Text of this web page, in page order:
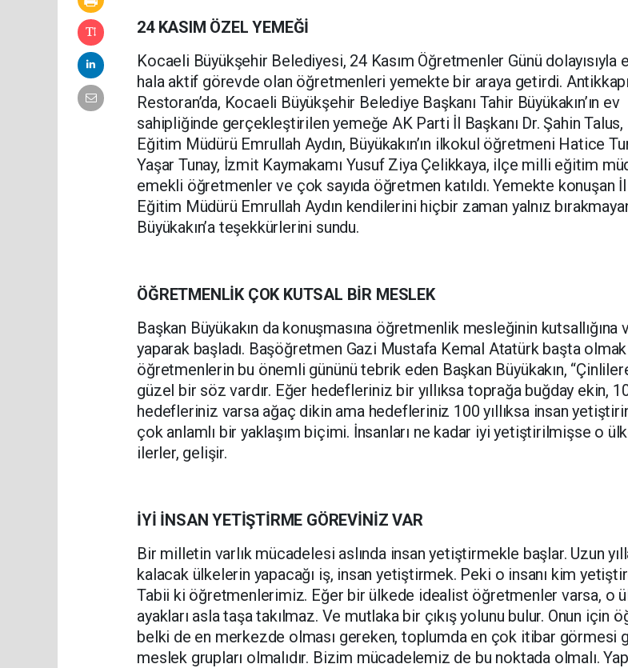
24 KASIM ÖZEL YEMEĞİ
Kocaeli Büyükşehir Belediyesi, 24 Kasım Öğretmenler Günü dolayısıyla
hala aktif görevde olan öğretmenleri yemekte bir araya getirdi. Antikkapı
Restoran’da, Kocaeli Büyükşehir Belediye Başkanı Tahir Büyükakın’ın ev
sahipliğinde gerçekleştirilen yemeğe AK Parti İl Başkanı Dr. Şahin
Eğitim Müdürü Emrullah Aydın, Büyükakın’ın ilkokul öğretmeni Hatice
Yaşar Tunay, İzmit Kaymakamı Yusuf Ziya Çelikkaya, ilçe milli eğitim
emekli öğretmenler ve çok sayıda öğretmen katıldı. Yemekte konuşan
Eğitim Müdürü Emrullah Aydın kendilerini hiçbir zaman yalnız
Büyükakın’a teşekkürlerini sundu.
ÖĞRETMENLİK ÇOK KUTSAL BİR MESLEK
Başkan Büyükakın da konuşmasına öğretmenlik mesleğinin kutsallığına
yaparak başladı. Başöğretmen Gazi Mustafa Kemal Atatürk başta
öğretmenlerin bu önemli gününü tebrik eden Başkan Büyükakın,
güzel bir söz vardır. Eğer hedefleriniz bir yıllıksa toprağa buğday ekin, 10
hedefleriniz varsa ağaç dikin ama hedefleriniz 100 yıllıksa insan
çok anlamlı bir yaklaşım biçimi. İnsanları ne kadar iyi yetiştirilmişse o
ilerler, gelişir.
İYİ İNSAN YETİŞTİRME GÖREVİNİZ VAR
Bir milletin varlık mücadelesi aslında insan yetiştirmekle başlar. Uzun
kalacak ülkelerin yapacağı iş, insan yetiştirmek. Peki o insanı kim
Tabii ki öğretmenlerimiz. Eğer bir ülkede idealist öğretmenler varsa, o
ayakları asla taşa takılmaz. Ve mutlaka bir çıkış yolunu bulur. Onun için
belki de en merkezde olması gereken, toplumda en çok itibar görmesi
meslek grupları olmalıdır. Bizim mücadelemiz de bu noktada olmalı.